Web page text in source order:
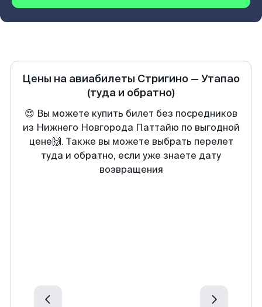
Цены на авиабилеты Стригино — Утапао
(туда и обратно)
😍 Вы можете купить билет без посредников
из Нижнего Новгорода Паттайю по выгодной
цене🙌. Также вы можете выбрать перелет
туда и обратно, если уже знаете дату
возвращения